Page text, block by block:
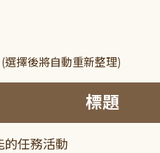
(選擇後將自動重新整理)
標題
的任務活動